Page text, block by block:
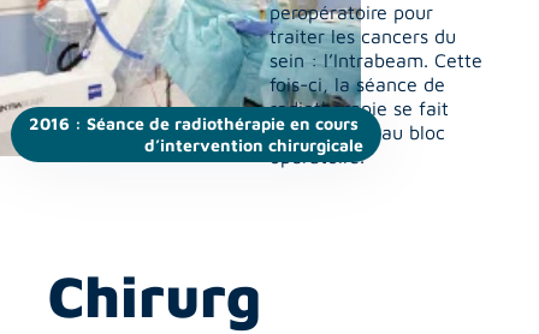
2016 : Séance de radiothérapie en cours
d’intervention chirurgicale
peropératoire pour
traiter les cancers du
sein : l’Intrabeam. Cette
fois-ci, la séance de
radiothérapie se fait
directement au bloc
opératoire.
Chirurg